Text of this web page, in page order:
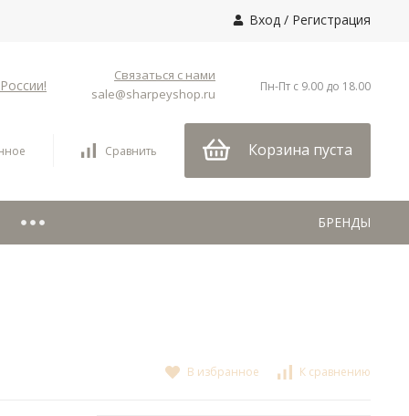
Вход / Регистрация
Связаться с нами
sale@sharpeyshop.ru
Пн-Пт с 9.00 до 18.00
Сравнить Корзина пуста
БРЕНДЫ
В избранное К сравнению